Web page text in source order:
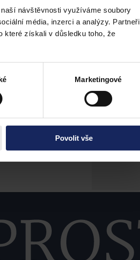
návštěvnosti využíváme soubory
média, inzerci a analýzy. Partneři
které získali v důsledku toho, že
Marketingové
Povolit vše